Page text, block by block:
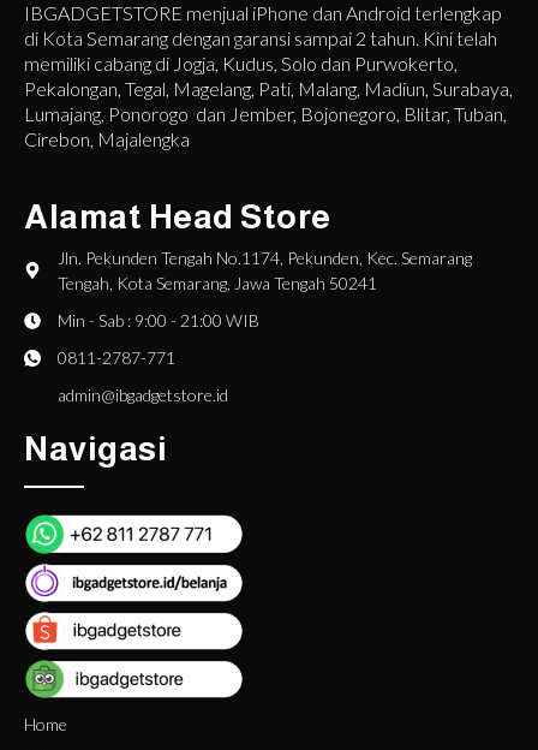
IBGADGETSTORE menjual iPhone dan Android terlengkap
di Kota Semarang dengan garansi sampai 2 tahun. Kini telah
memiliki cabang di Jogja, Kudus, Solo dan Purwokerto,
Pekalongan, Tegal, Magelang, Pati, Malang, Madiun, Surabaya,
Lumajang, Ponorogo dan Jember, Bojonegoro, Blitar, Tuban,
Cirebon, Majalengka
Alamat Head Store
Jln. Pekunden Tengah No.1174, Pekunden, Kec. Semarang
Tengah, Kota Semarang, Jawa Tengah 50241
Min - Sab : 9:00 - 21:00 WIB
0811-2787-771
admin@ibgadgetstore.id
Navigasi
Home